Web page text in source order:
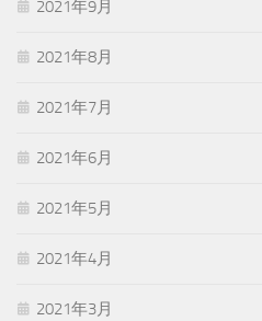
2021年9月
2021年8月
2021年7月
2021年6月
2021年5月
2021年4月
2021年3月